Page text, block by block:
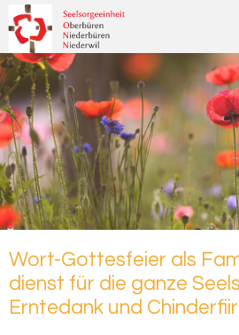
Wort-​Gottesfeier als
dienst für die ganze
Ern­te­dank und Chin­der­fiir